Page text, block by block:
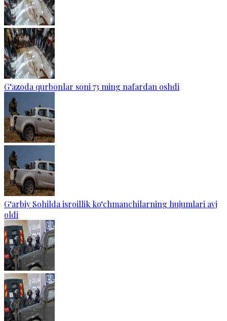
G‘azoda qurbonlar soni 73 ming nafardan oshdi
G‘arbiy Sohilda isroillik ko‘chmanchilarning hujumlari avj
oldi